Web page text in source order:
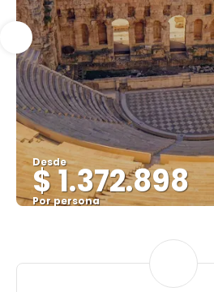
Desde
$ 1.372.898
Por persona